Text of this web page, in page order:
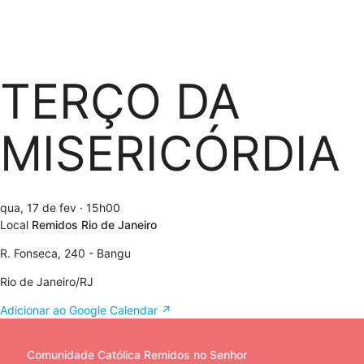
TERÇO DA
MISERICÓRDIA
qua, 17 de fev · 15h00
Local Remidos Rio de Janeiro
R. Fonseca, 240 - Bangu
Rio de Janeiro/RJ
Adicionar ao Google Calendar ↗
Comunidade Católica Remidos no Senhor